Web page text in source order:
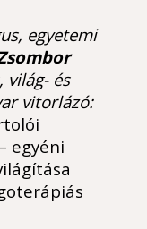
egyetemi
világ- és
vitorlázó:
egyéni